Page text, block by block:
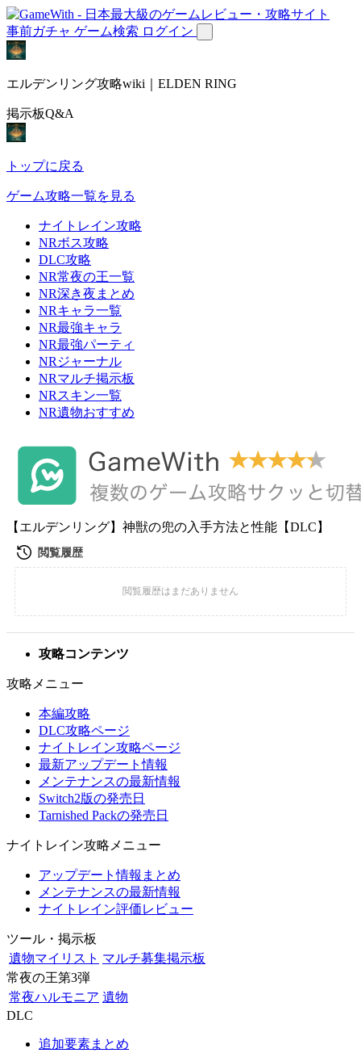
事前ガチャ ゲーム検索 ログイン
エルデンリング攻略wiki｜ELDEN RING
掲示板Q&A
トップに戻る
ゲーム攻略一覧を見る
ナイトレイン攻略
NRボス攻略
DLC攻略
NR常夜の王一覧
NR深き夜まとめ
NRキャラ一覧
NR最強キャラ
NR最強パーティ
NRジャーナル
NRマルチ掲示板
NRスキン一覧
NR遺物おすすめ
【エルデンリング】神獣の兜の入手方法と性能【DLC】
攻略コンテンツ
攻略メニュー
本編攻略
DLC攻略ページ
ナイトレイン攻略ページ
最新アップデート情報
メンテナンスの最新情報
Switch2版の発売日
Tarnished Packの発売日
ナイトレイン攻略メニュー
アップデート情報まとめ
メンテナンスの最新情報
ナイトレイン評価レビュー
ツール・掲示板
遺物マイリスト マルチ募集掲示板
常夜の王第3弾
常夜ハルモニア 遺物
DLC
追加要素まとめ